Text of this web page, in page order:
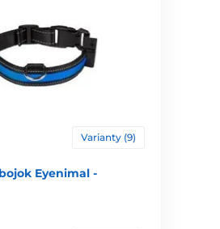
Varianty (9)
Eyenimal -